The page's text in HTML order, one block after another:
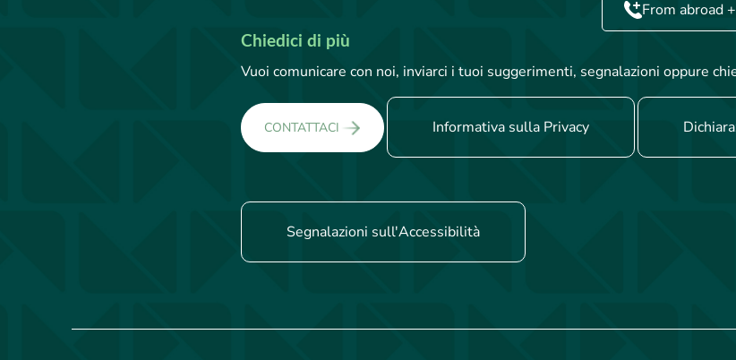
From abroad
Chiedici di più
Vuoi comunicare con noi, inviarci i tuoi suggerimenti, segnalazioni oppure
CONTATTACI Informativa sulla Privacy
Segnalazioni sull'Accessibilità